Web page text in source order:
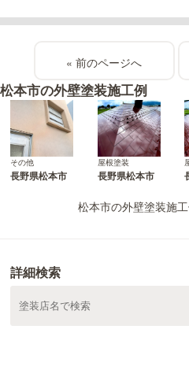
詳細検索
松本市の外壁塗装施工例
その他
長野県松本市
屋根塗装
長野県松本市
松本市の外壁塗装施
«